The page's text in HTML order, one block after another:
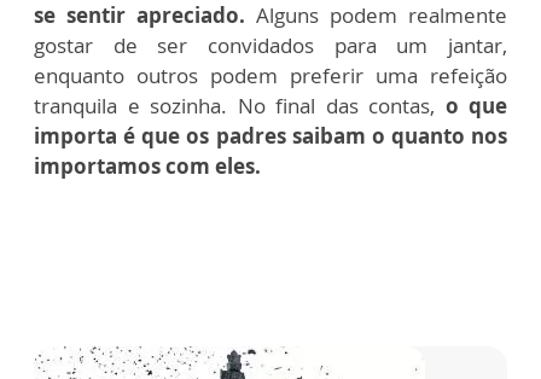
se sentir apreciado. Alguns podem realmente
gostar de ser convidados para um jantar,
enquanto outros podem preferir uma refeição
tranquila e sozinha. No final das contas, o que
importa é que os padres saibam o quanto nos
importamos com eles.